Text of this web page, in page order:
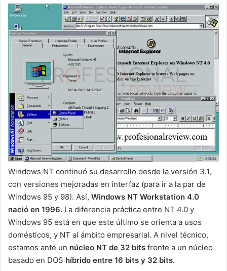
Windows NT continuó su desarrollo desde la versión 3.1,
con versiones mejoradas en interfaz (para ir a la par de
Windows 95 y 98). Así, Windows NT Workstation 4.0
nació en 1996. La diferencia práctica entre NT 4.0 y
Windows 95 está en que este último se orienta a usos
domésticos, y NT al ámbito empresarial. A nivel técnico,
estamos ante un núcleo NT de 32 bits frente a un núcleo
basado en DOS híbrido entre 16 bits y 32 bits.